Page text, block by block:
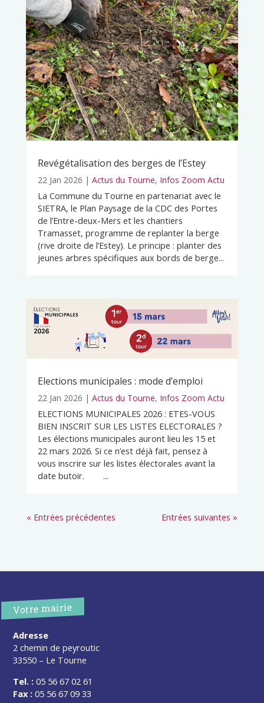
Revégétalisation des berges de l’Estey
22 Jan 2026 | Actus du Tourne, Infos Zoom Actu
La Commune du Tourne en partenariat avec le
SIETRA, le Plan Paysage de la CDC des Portes
de l’Entre-deux-Mers et les chantiers
Tramasset, programme de replanter la berge
(rive droite de l’Estey). Le principe : planter des
jeunes arbres spécifiques aux bords de berge...
Elections municipales : mode d’emploi
22 Jan 2026 | Actus du Tourne, Infos Zoom Actu
ELECTIONS MUNICIPALES 2026 : ETES-VOUS
BIEN INSCRIT SUR LES LISTES ELECTORALES ?
Les élections municipales auront lieu les 15 et
22 mars 2026. Si ce n’est déjà fait, pensez à
vous inscrire sur les listes électorales avant la
date butoir. ...
« Entrées précédentes Entrées suivantes »
Votre mairie
Adresse
2 chemin de peyroutic
33550 – Le Tourne
Tel. : 05 56 67 02 61
Fax : 05 56 67 09 33